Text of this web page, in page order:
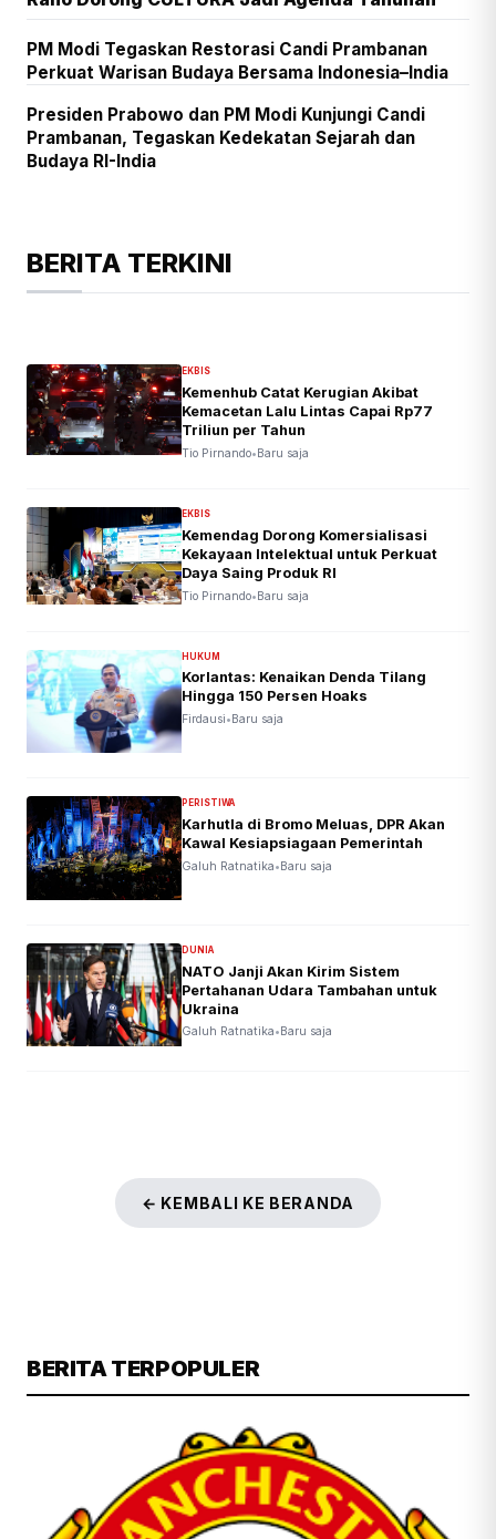
PM Modi Tegaskan Restorasi Candi Prambanan
Perkuat Warisan Budaya Bersama Indonesia–India
Presiden Prabowo dan PM Modi Kunjungi Candi
Prambanan, Tegaskan Kedekatan Sejarah dan
Budaya RI-India
BERITA TERKINI
EKBIS
Kemenhub Catat Kerugian Akibat
Kemacetan Lalu Lintas Capai Rp77
Triliun per Tahun
Tio Pirnando• Baru saja
EKBIS
Kemendag Dorong Komersialisasi
Kekayaan Intelektual untuk Perkuat
Daya Saing Produk RI
Tio Pirnando•Baru saja
HUKUM
Korlantas: Kenaikan Denda Tilang
Hingga 150 Persen Hoaks
Firdausi• Baru saja
PERISTIWA
Karhutla di Bromo Meluas, DPR Akan
Kawal Kesiapsiagaan Pemerintah
Galuh Ratnatika• Baru saja
DUNIA
NATO Janji Akan Kirim Sistem
Pertahanan Udara Tambahan untuk
Ukraina
Galuh Ratnatika• Baru saja
← KEMBALI KE BERANDA
BERITA TERPOPULER